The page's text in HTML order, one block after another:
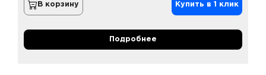
В корзину Купить в 1 клик
Подробнее